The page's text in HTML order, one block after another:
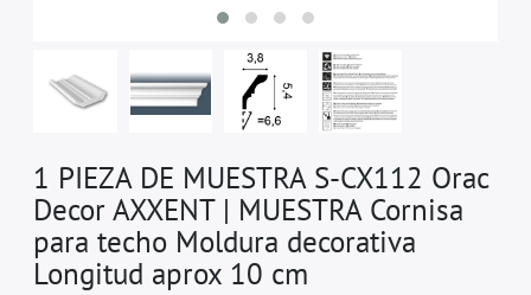
1 PIEZA DE MUESTRA S-CX112 Orac
Decor AXXENT | MUESTRA Cornisa
para techo Moldura decorativa
Longitud aprox 10 cm